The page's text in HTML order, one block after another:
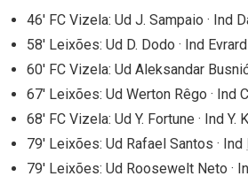
46′ FC Vizela: Ud J. Sampaio · Ind
58′ Leixões: Ud D. Dodo · Ind
60′ FC Vizela: Ud Aleksandar
67′ Leixões: Ud Werton Rêgo · Ind
68′ FC Vizela: Ud Y. Fortune · Ind Y.
79′ Leixões: Ud Rafael Santos · Ind
79′ Leixões: Ud Roosewelt Neto ·